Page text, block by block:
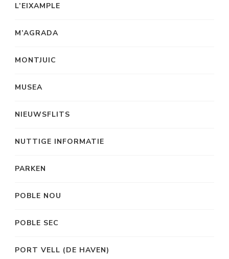
L’EIXAMPLE
M’AGRADA
MONTJUIC
MUSEA
NIEUWSFLITS
NUTTIGE INFORMATIE
PARKEN
POBLE NOU
POBLE SEC
PORT VELL (DE HAVEN)